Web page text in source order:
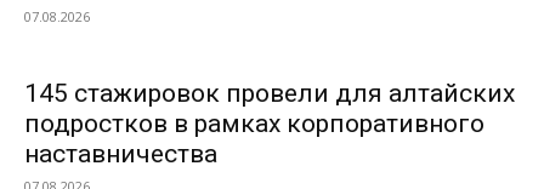
07.08.2026
145 стажировок провели для алтайских
подростков в рамках корпоративного
наставничества